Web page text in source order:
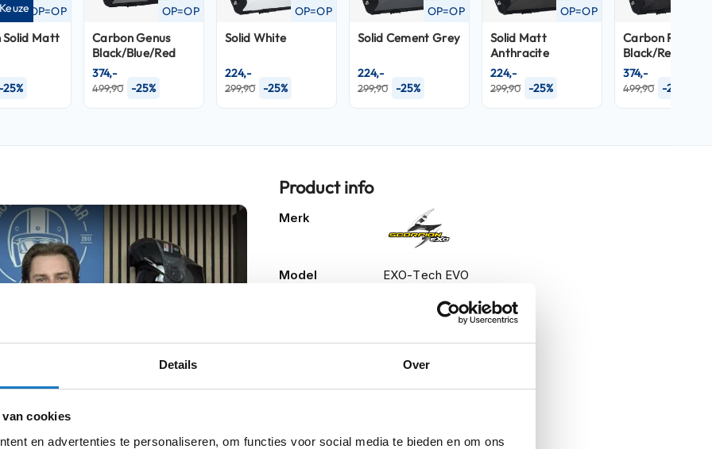
Details Over
cookies
en advertenties te personaliseren, om functies voor social media te bieden en om ons
OP=OP
Solid Matt
-25%
OP=OP
Carbon Genus
Black/Blue/Red
499,90 -25%
374,-
OP=OP
Solid White
299,90 -25%
224,-
OP=OP
Solid Cement Grey
299,90 -25%
224,-
OP=OP
Solid Matt
Anthracite
299,90 -25%
224,-
Carbon Rover
Black/Red
499,90 -25%
374,-
Product info
Meer
Merk
Model EXO-Tech EVO
Carbon Solid Black
Systeemhelmen